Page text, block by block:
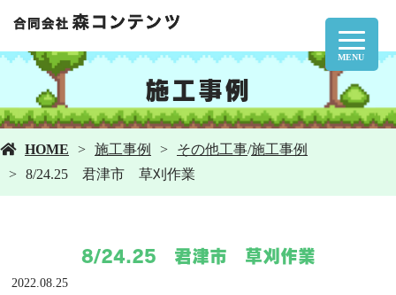
MENU
施工事例
HOME 施工事例 その他工事/施工事例
8/24.25 君津市 草刈作業
8/24.25 君津市 草刈作業
2022.08.25